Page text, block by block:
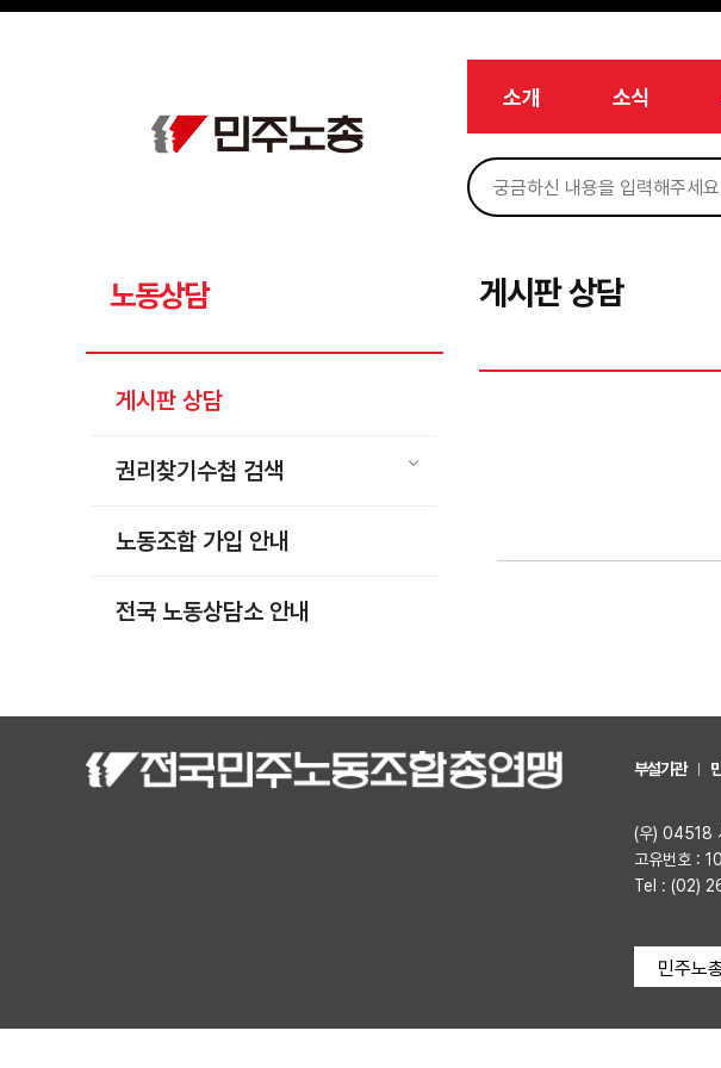
메뉴 건너뛰기
소개 소식
노동상담
게시판 상담
권리찾기수첩 검색
노동조합 가입 안내
전국 노동상담소 안내
게시판 상담
부설기관
(우) 04518
고유번호 :
Tel : (02)
민주노
권리찾기수첩 검색
찾아보기
노동조합 가입 안내
Sketchbook5, 스케치북5
Sketchbook5, 스케치북5